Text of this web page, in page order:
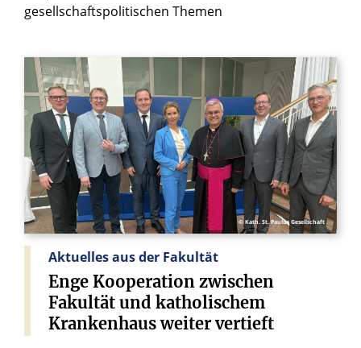
gesellschaftspolitischen Themen
© Kath. St. Paulus Gesellschaft
Aktuelles aus der Fakultät
Enge Kooperation zwischen
Fakultät und katholischem
Krankenhaus weiter vertieft